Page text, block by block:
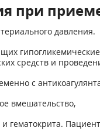
при
давления.
средств и
с
вмешательство,
гематокрита.